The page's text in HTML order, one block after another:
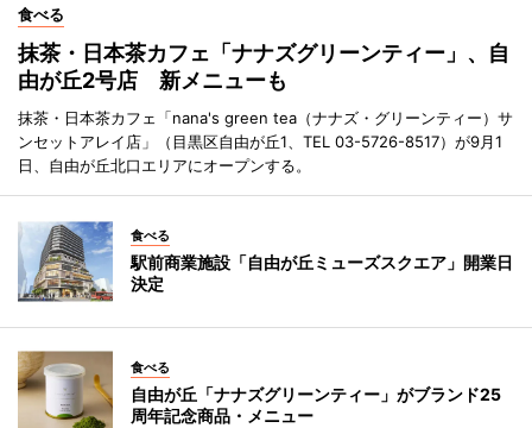
食べる
抹茶・日本茶カフェ「ナナズグリーンティー」、自
由が丘2号店 新メニューも
抹茶・日本茶カフェ「nana's green tea（ナナズ・グリーンティー）サ
ンセットアレイ店」（目黒区自由が丘1、TEL 03-5726-8517）が9月1
日、自由が丘北口エリアにオープンする。
食べる
駅前商業施設「自由が丘ミューズスクエア」開業日
決定
食べる
自由が丘「ナナズグリーンティー」がブランド25
周年記念商品・メニュー